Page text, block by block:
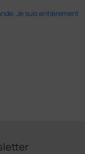
Je suis entièrement